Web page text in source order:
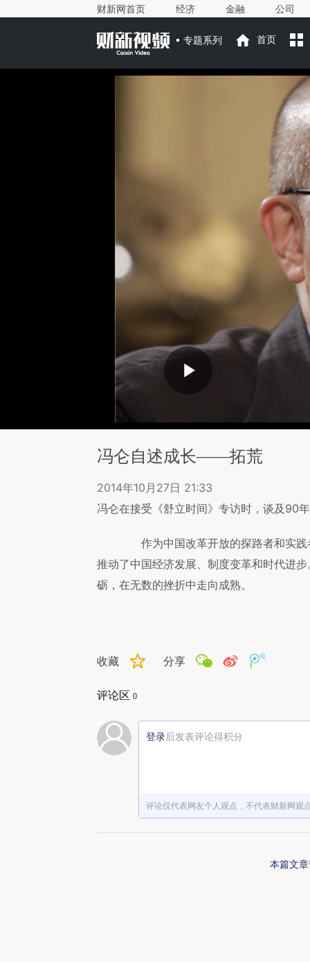
财新网首页 经济 金融 公司
专题系列 首页
冯仑自述成长——拓荒
2014年10月27日 21:33
冯仑在接受《舒立时间》专访时，谈及90
作为中国改革开放的探路者和实践
推动了中国经济发展、制度变革和时代进
砺，在无数的挫折中走向成熟。
收藏 分享
评论区 0
登录后发表评论得积分
评论仅代表网友个人观点，不代表财新网观
本篇文